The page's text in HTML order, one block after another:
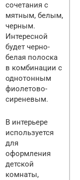
сочетания с
мятным, белым,
черным.
Интересной
будет черно-
белая полоска
в комбинации с
однотонным
фиолетово-
сиреневым.
В интерьере
используется
для
оформления
детской
комнаты,